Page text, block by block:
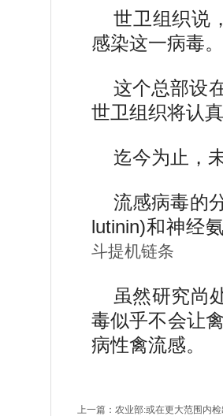
世卫组织说
感染这一病毒。
这个总部设
世卫组织将认
迄今为止，
流感病毒的
lutinin)和神经
斗提机链条
虽然研究尚
毒似乎不会让
病性禽流感。
上一篇：农业部:或在更大范围内